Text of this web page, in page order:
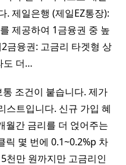
. 제일은행 (제일EZ통장):
제공하여 1금융권 중 높
금융권: 고금리 타겟형 상
도 더…
통 조건이 붙습니다. 제가
스트입니다. 신규 가입 혜
월간 금리를 더 얹어주는
릭 몇 번에 0.1~0.2%p 차
천만 원까지만 고금리인